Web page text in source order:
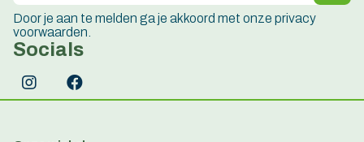
Door je aan te melden ga je akkoord met onze privacy
voorwaarden.
Socials